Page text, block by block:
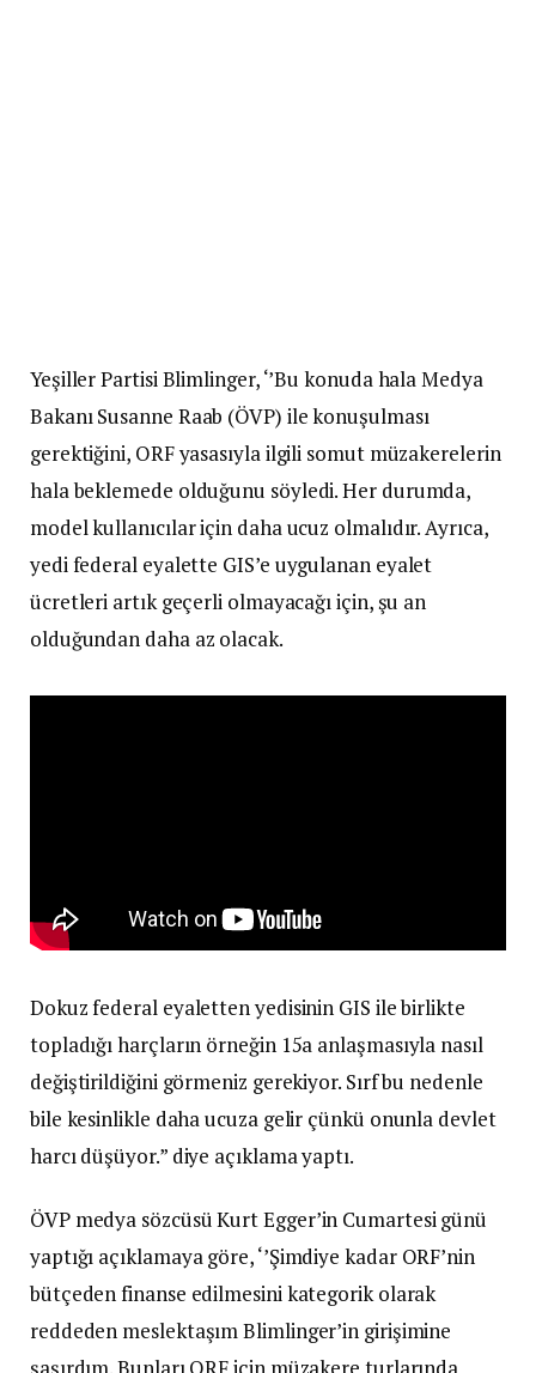
Yeşiller Partisi Blimlinger, ‘’Bu konuda hala Medya
Bakanı Susanne Raab (ÖVP) ile konuşulması
gerektiğini, ORF yasasıyla ilgili somut müzakerelerin
hala beklemede olduğunu söyledi. Her durumda,
model kullanıcılar için daha ucuz olmalıdır. Ayrıca,
yedi federal eyalette GIS’e uygulanan eyalet
ücretleri artık geçerli olmayacağı için, şu an
olduğundan daha az olacak.
Dokuz federal eyaletten yedisinin GIS ile birlikte
topladığı harçların örneğin 15a anlaşmasıyla nasıl
değiştirildiğini görmeniz gerekiyor. Sırf bu nedenle
bile kesinlikle daha ucuza gelir çünkü onunla devlet
harcı düşüyor.” diye açıklama yaptı.
ÖVP medya sözcüsü Kurt Egger’in Cumartesi günü
yaptığı açıklamaya göre, ‘’Şimdiye kadar ORF’nin
bütçeden finanse edilmesini kategorik olarak
reddeden meslektaşım Blimlinger’in girişimine